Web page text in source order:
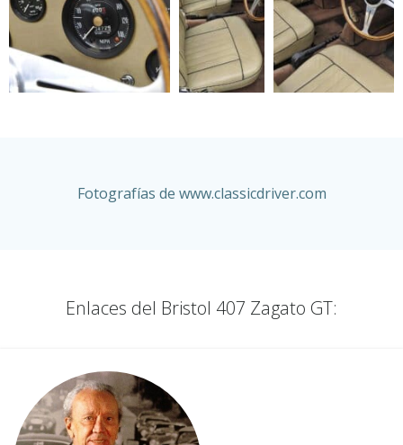
Fotografías de www.classicdriver.com
Enlaces del Bristol 407 Zagato GT: